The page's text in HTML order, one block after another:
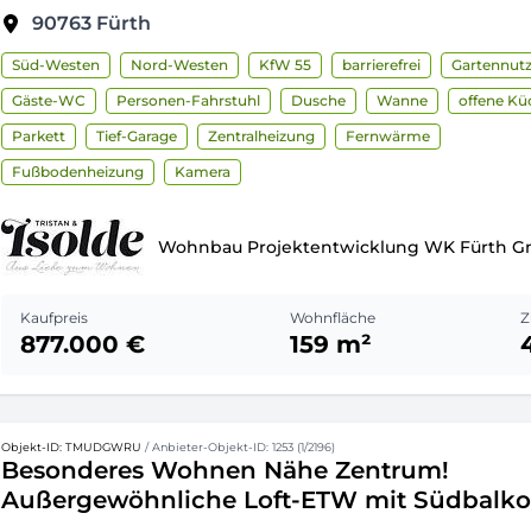
90763 Fürth
Süd-Westen Nord-Westen KfW 55 barrierefrei
Gäste-WC
Personen-Fahrstuhl Dusche Wanne
offene
Parkett
Tief-Garage Zentralheizung
Fernwärme
Fußbodenheizung
Kamera
Wohnbau Projektentwicklung WK Fürth
Kaufpreis
877.000 €
Wohnfläche
159 m²
Objekt-ID: TMUDGWRU / Anbieter-Objekt-ID: 1253 (1/2196)
Besonderes Wohnen Nähe Zentrum!
Außergewöhnliche Loft-ETW mit